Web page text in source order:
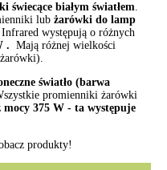
świecące białym światłem.
lub żarówki do lamp
występują o różnych
. Mają różnej wielkości
światło (barwa
promienniki żarówki
mocy 375 W - ta występuje
produkty!